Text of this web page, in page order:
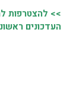
>> להצטרפות
העדכונים